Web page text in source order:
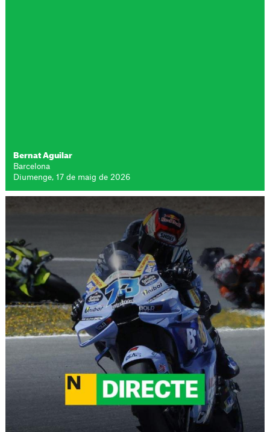
Bernat Aguilar
Barcelona
Diumenge, 17 de maig de 2026